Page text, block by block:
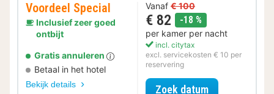
Voordeel Special
Inclusief zeer goed
ontbijt
Gratis annuleren
Betaal in het hotel
Bekijk details
Vanaf € 100
€ 82 -18 %
per kamer per nacht
incl. citytax
excl. servicekosten € 10 per
reservering
Zoek datumvoor Voordeel